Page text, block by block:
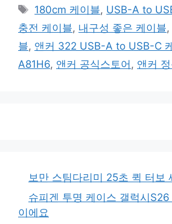
태
그
180cm 케이블, USB-A to
충전 케이블, 내구성 좋은 케이블,
블, 앤커 322 USB-A to USB-C
A81H6, 앤커 공식스토어 , 앤커
보만 스팀다리미 25초 퀵 터보
슈피겐 투명 케이스 갤럭시
이에요